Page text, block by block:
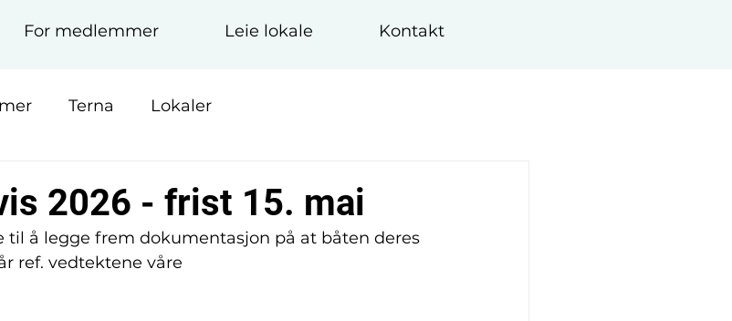
For medlemmer Leie lokale Kontakt
Terna Lokaler
2026 - frist 15. mai
å legge frem dokumentasjon på at båten deres
ref. vedtektene våre